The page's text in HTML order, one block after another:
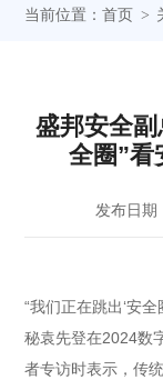
当前位置：首页 >
盛邦安全
全圈”看
发布日期
“我们正在跳出‘安
秘袁先登在2024数
者专访时表示，传